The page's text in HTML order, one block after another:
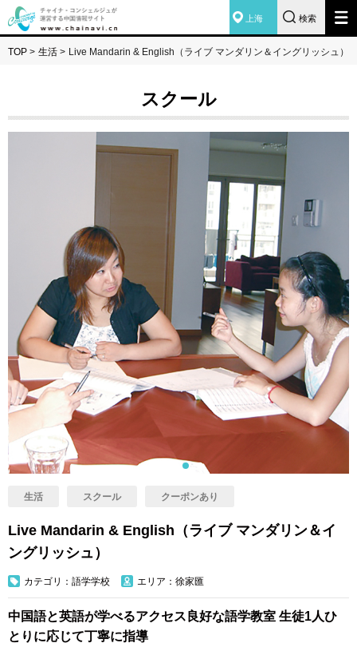
上海 検索
TOP > 生活 > Live Mandarin & English（ライブ マンダリン＆イングリッシュ）
スクール
生活 スクール クーポンあり
Live Mandarin & English（ライブ マンダリン＆イ
ングリッシュ）
カテゴリ：語学学校 エリア：徐家匯
中国語と英語が学べるアクセス良好な語学教室 生徒1人ひ
とりに応じて丁寧に指導